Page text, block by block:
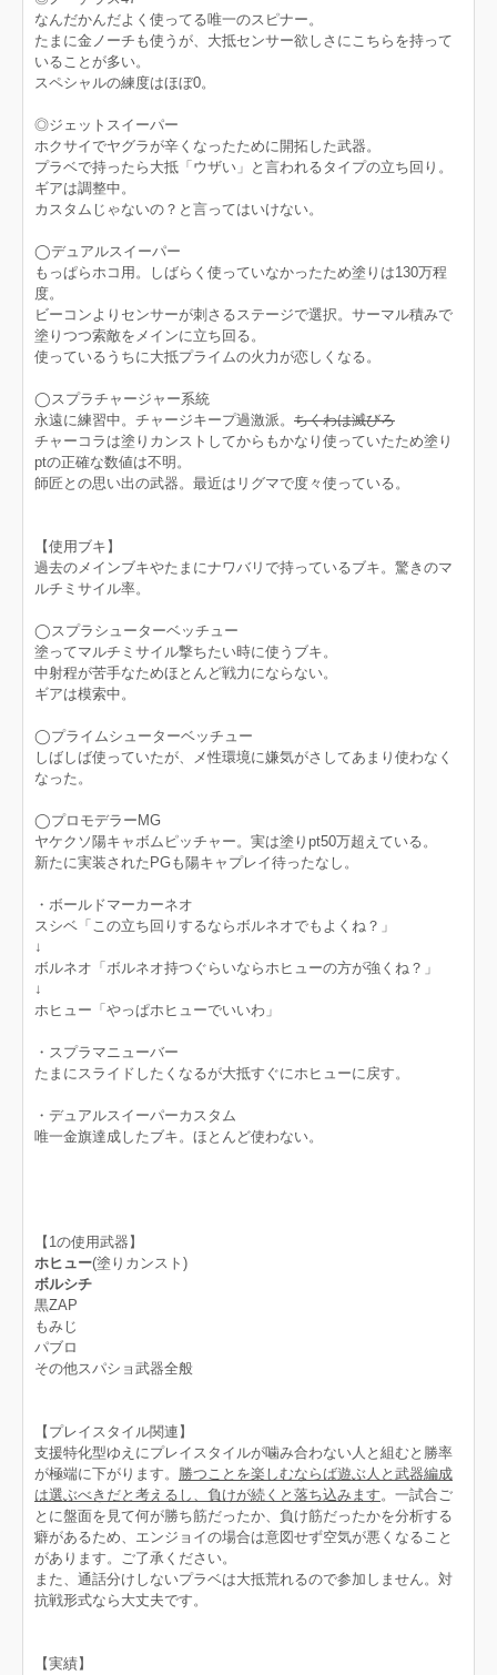
なんだかんだよく使ってる唯一のスピナー。
たまに金ノーチも使うが、大抵センサー欲しさにこちらを持って
いることが多い。
スペシャルの練度はほぼ0。
◎ジェットスイーパー
ホクサイでヤグラが辛くなったために開拓した武器。
プラベで持ったら大抵「ウザい」と言われるタイプの立ち回り。
ギアは調整中。
カスタムじゃないの？と言ってはいけない。
◯デュアルスイーパー
もっぱらホコ用。しばらく使っていなかったため塗りは130万程
度。
ビーコンよりセンサーが刺さるステージで選択。サーマル積みで
塗りつつ索敵をメインに立ち回る。
使っているうちに大抵プライムの火力が恋しくなる。
◯スプラチャージャー系統
永遠に練習中。チャージキープ過激派。 ちくわは滅びろ
チャーコラは塗りカンストしてからもかなり使っていたため塗り
ptの正確な数値は不明。
師匠との思い出の武器。最近はリグマで度々使っている。
【使用ブキ】
過去のメインブキやたまにナワバリで持っているブキ。驚きのマ
ルチミサイル率。
◯スプラシューターベッチュー
塗ってマルチミサイル撃ちたい時に使うブキ。
中射程が苦手なためほとんど戦力にならない。
ギアは模索中。
◯プライムシューターベッチュー
しばしば使っていたが、メ性環境に嫌気がさしてあまり使わなく
なった。
◯プロモデラーMG
ヤケクソ陽キャボムピッチャー。実は塗りpt50万超えている。
新たに実装されたPGも陽キャプレイ待ったなし。
・ボールドマーカーネオ
スシベ「この立ち回りするならボルネオでもよくね？」
↓
ボルネオ「ボルネオ持つぐらいならホヒューの方が強くね？」
↓
ホヒュー「やっぱホヒューでいいわ」
・スプラマニューバー
たまにスライドしたくなるが大抵すぐにホヒューに戻す。
・デュアルスイーパーカスタム
唯一金旗達成したブキ。ほとんど使わない。
【1の使用武器】
ホヒュー(塗りカンスト)
ボルシチ
黒ZAP
もみじ
パブロ
その他スパショ武器全般
【プレイスタイル関連】
支援特化型ゆえにプレイスタイルが噛み合わない人と組むと勝率
が極端に下がります。 勝つことを楽しむならば遊ぶ人と武器編成
は選ぶべきだと考えるし、負けが続くと落ち込みます。一試合ご
とに盤面を見て何が勝ち筋だったか、負け筋だったかを分析する
癖があるため、エンジョイの場合は意図せず空気が悪くなること
があります。ご了承ください。
また、通話分けしないプラベは大抵荒れるので参加しません。対
抗戦形式なら大丈夫です。
【実績】